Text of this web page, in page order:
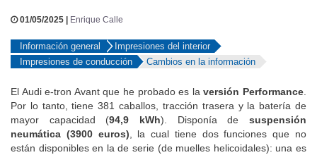
01/05/2025 | Enrique Calle
Información general
Impresiones del interior
Impresiones de conducción
Cambios en la información
El Audi e-tron Avant que he probado es laversión Performance
Por lo tanto, tiene 381 caballos, tracción trasera y la batería de
mayor capacidad (94,9 kWh). Disponía desuspensión
neumática (3900 euros) , la cual tiene dos funciones que no
están disponibles en la de serie (de muelles helicoidales): una es